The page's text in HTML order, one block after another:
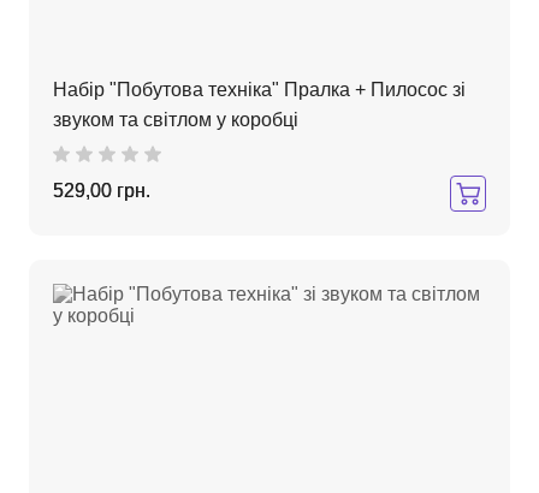
Набір "Побутова техніка" Пралка + Пилосос зі
звуком та світлом у коробці
529,00 грн.